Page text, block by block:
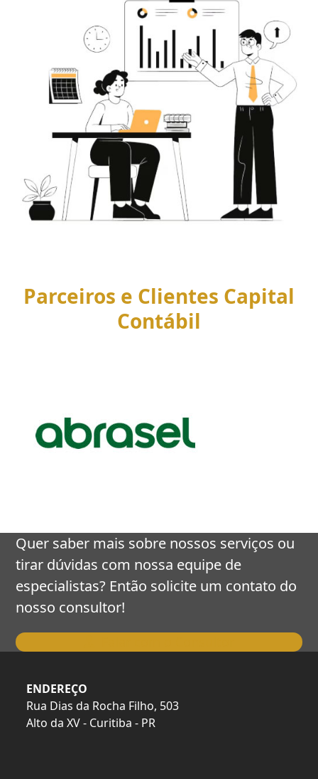
Parceiros e Clientes Capital
Contábil
right
carousel
navigation
buttons
Quer saber mais sobre nossos serviços ou
tirar dúvidas com nossa equipe de
especialistas? Então solicite um contato do
nosso consultor!
ENDEREÇO
Rua Dias da Rocha Filho, 503
Alto da XV - Curitiba - PR